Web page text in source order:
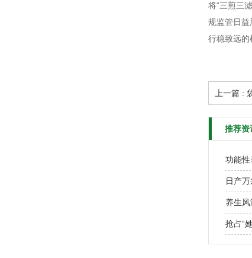
将“三煎三
规监管日益
行稳致远的
上一篇 :
推荐资
功能
养生